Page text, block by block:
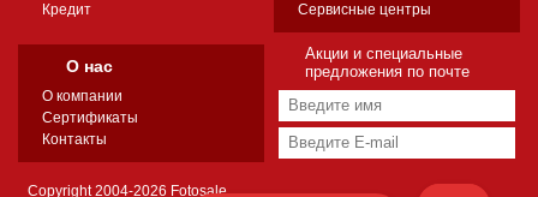
Кредит
Сервисные центры
О нас
О компании
Сертификаты
Контакты
Акции и специальные
предложения по почте
Copyright 2004-2026 Fotosale